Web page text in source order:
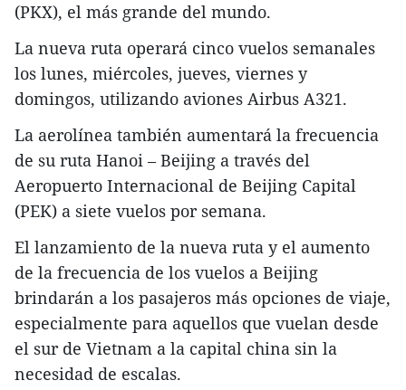
(PKX), el más grande del mundo.
La nueva ruta operará cinco vuelos semanales
los lunes, miércoles, jueves, viernes y
domingos, utilizando aviones Airbus A321.
La aerolínea también aumentará la frecuencia
de su ruta Hanoi – Beijing a través del
Aeropuerto Internacional de Beijing Capital
(PEK) a siete vuelos por semana.
El lanzamiento de la nueva ruta y el aumento
de la frecuencia de los vuelos a Beijing
brindarán a los pasajeros más opciones de viaje,
especialmente para aquellos que vuelan desde
el sur de Vietnam a la capital china sin la
necesidad de escalas.